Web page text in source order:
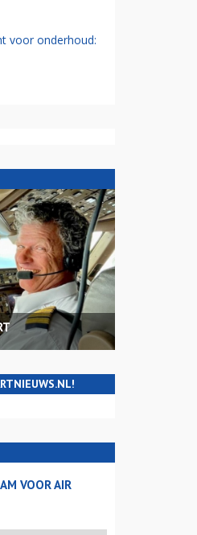
voor onderhoud:
VOOR AIR